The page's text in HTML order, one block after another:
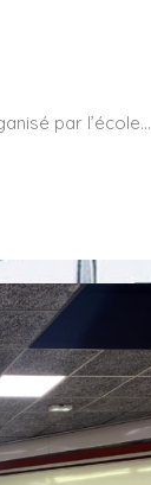
par l’école…